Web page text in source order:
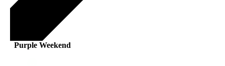
Purple Weekend